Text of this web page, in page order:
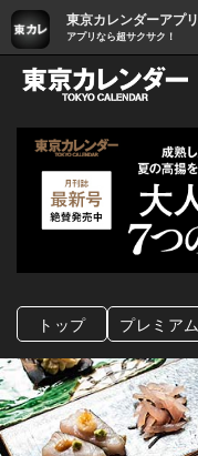
東京カレンダーアプリ
アプリなら超サクサク！
トップ プレミアム